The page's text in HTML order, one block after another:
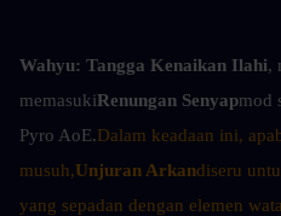
Wahyu: Tangga Kenaikan Ilahi,
memasukiRenungan Senyapmod
Pyro AoE.Dalam keadaan ini,
musuh,Unjuran Arkandiseru
yang sepadan dengan elemen